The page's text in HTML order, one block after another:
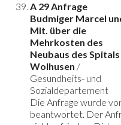
A 29 Anfrage
Budmiger Marcel
Mit. über die
Mehrkosten des
Neubaus des Spitals
Wolhusen /
Gesundheits- und
Sozialdepartement
Die Anfrage wurde
beantwortet. Der